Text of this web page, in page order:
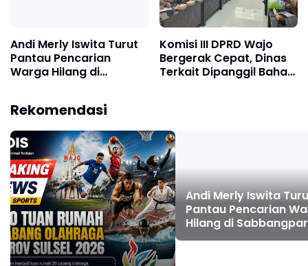
Andi Merly Iswita Turut
Pantau Pencarian
Warga Hilang di
Komisi III DPRD Wajo
Bergerak Cepat, Dinas
Terkait Dipanggil Bahas
Rekomendasi
Andi Merly Iswita
Pantau Pencarian
Hilang di